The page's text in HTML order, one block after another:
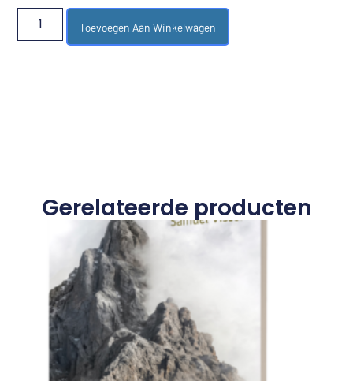
Toevoegen Aan Winkelwagen
Gerelateerde producten